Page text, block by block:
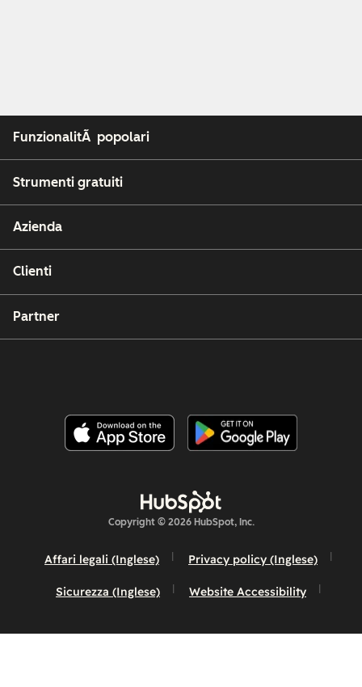
FunzionalitÃ popolari
Strumenti gratuiti
Azienda
Clienti
Partner
Copyright © 2026 HubSpot, Inc.
Affari legali (Inglese) Privacy policy (Inglese)
Sicurezza (Inglese) Website Accessibility